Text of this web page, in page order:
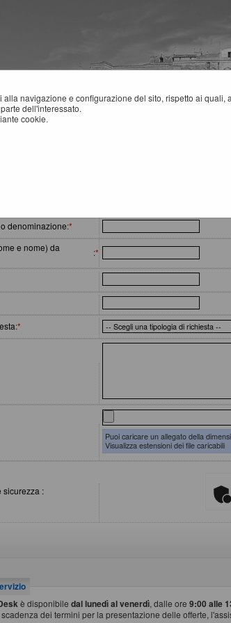
navigazione e configurazione del sito, rispetto ai
dell'interessato.
cookie.
denominazione:*
e nome) da
:*
:*
Puoi caricare un allegato della
Visualizza estensioni dei file caricabili
sicurezza :
è disponibile dal lunedì al venerdì, dalle ore 9:00 alle
dei termini per la presentazione delle offerte,